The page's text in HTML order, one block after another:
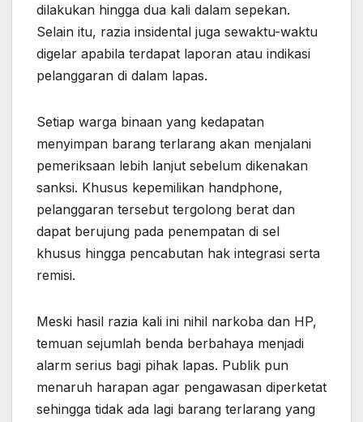
dilakukan hingga dua kali dalam sepekan.
Selain itu, razia insidental juga sewaktu-waktu
digelar apabila terdapat laporan atau indikasi
pelanggaran di dalam lapas.
Setiap warga binaan yang kedapatan
menyimpan barang terlarang akan menjalani
pemeriksaan lebih lanjut sebelum dikenakan
sanksi. Khusus kepemilikan handphone,
pelanggaran tersebut tergolong berat dan
dapat berujung pada penempatan di sel
khusus hingga pencabutan hak integrasi serta
remisi.
Meski hasil razia kali ini nihil narkoba dan HP,
temuan sejumlah benda berbahaya menjadi
alarm serius bagi pihak lapas. Publik pun
menaruh harapan agar pengawasan diperketat
sehingga tidak ada lagi barang terlarang yang